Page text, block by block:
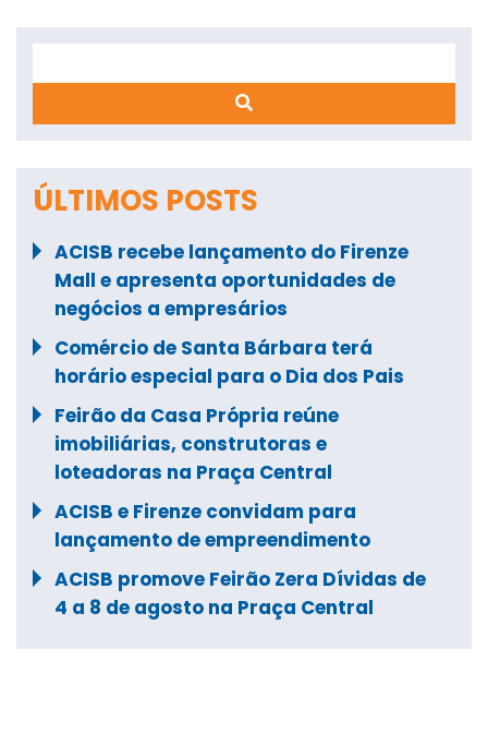
ÚLTIMOS POSTS
ACISB recebe lançamento do Firenze
Mall e apresenta oportunidades de
negócios a empresários
Comércio de Santa Bárbara terá
horário especial para o Dia dos Pais
Feirão da Casa Própria reúne
imobiliárias, construtoras e
loteadoras na Praça Central
ACISB e Firenze convidam para
lançamento de empreendimento
ACISB promove Feirão Zera Dívidas de
4 a 8 de agosto na Praça Central